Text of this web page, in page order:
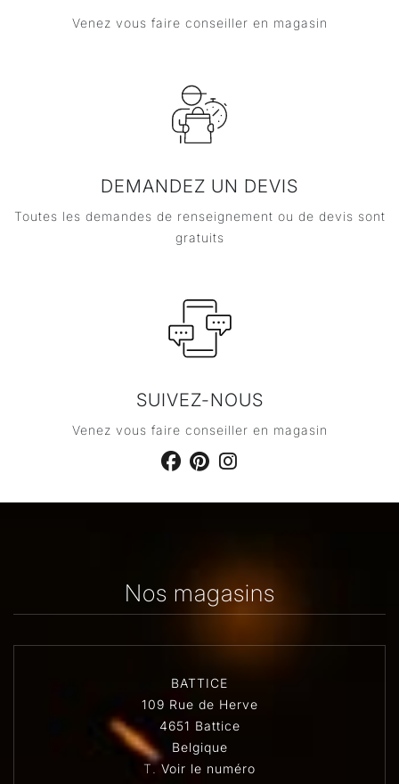
Venez vous faire conseiller en magasin
DEMANDEZ UN DEVIS
Toutes les demandes de renseignement ou de devis sont
gratuits
SUIVEZ-NOUS
Venez vous faire conseiller en magasin
Nos magasins
BATTICE
109 Rue de Herve
4651 Battice
Belgique
T. Voir le numéro